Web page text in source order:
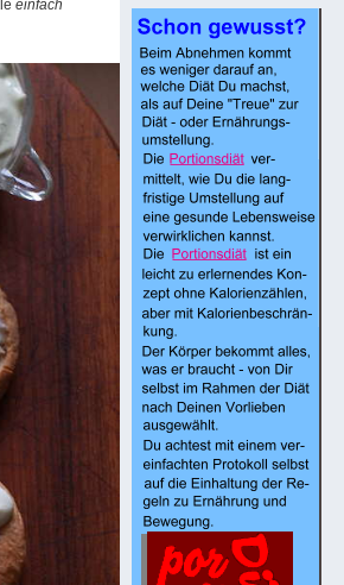
einfach